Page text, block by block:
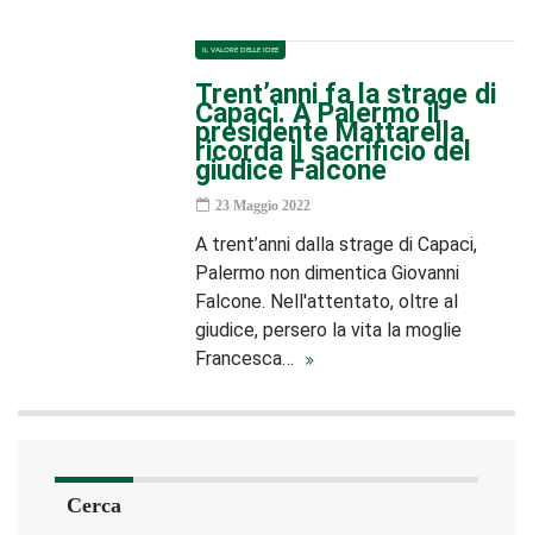
IL VALORE DELLE IDEE
Trent’anni fa la strage di
Capaci. A Palermo il
presidente Mattarella
ricorda il sacrificio del
giudice Falcone
23 Maggio 2022
A trent’anni dalla strage di Capaci,
Palermo non dimentica Giovanni
Falcone. Nell'attentato, oltre al
giudice, persero la vita la moglie
Francesca…
Cerca